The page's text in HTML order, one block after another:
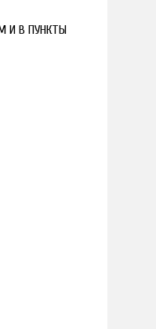
И В ПУНКТЫ